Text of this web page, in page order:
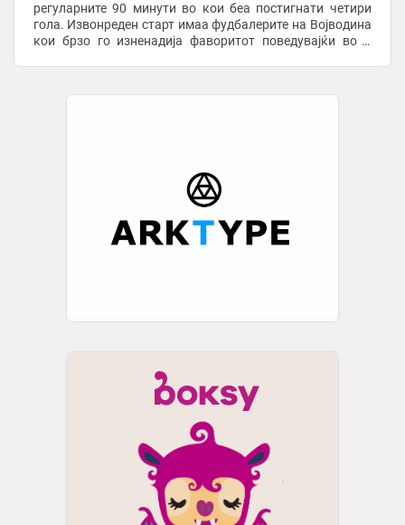
регуларните 90 минути во кои беа постигнати четири
гола. Извонреден старт имаа фудбалерите на Војводина
кои брзо го изненадија фаворитот поведувајќи во 2